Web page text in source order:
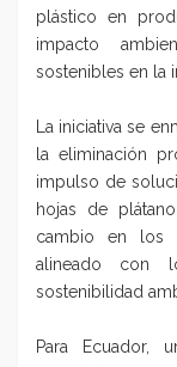
plástico en
impacto
sostenibles en la
La iniciativa se
la eliminación
impulso de
hojas de
cambio en los
alineado con
sostenibilidad
Para Ecuador,